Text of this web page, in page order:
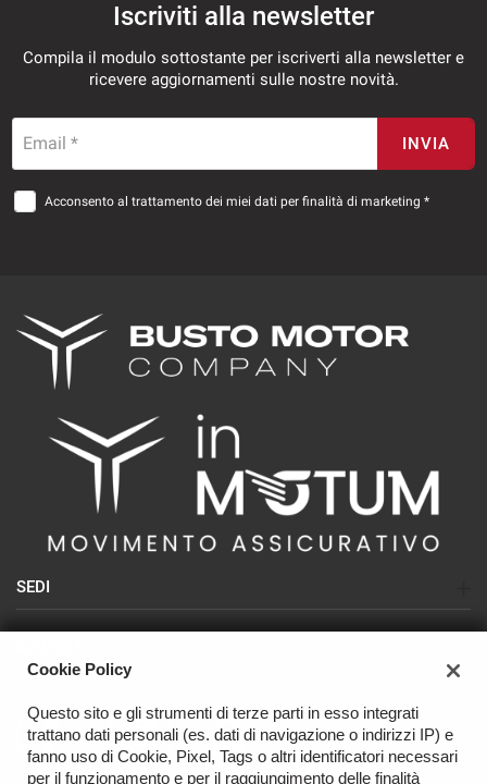
Iscriviti alla newsletter
Compila il modulo sottostante per iscriverti alla newsletter e
ricevere aggiornamenti sulle nostre novità.
Email * INVIA
Acconsento al trattamento dei miei dati per finalità di marketing *
SEDI
Sede di Olgiate Olona (USATO)
Sede di Varese (NISSAN - USATO)
OFFICINA
Contatti
Cookie Policy
Questo sito e gli strumenti di terze parti in esso integrati
trattano dati personali (es. dati di navigazione o indirizzi IP) e
fanno uso di Cookie, Pixel, Tags o altri identificatori necessari
per il funzionamento e per il raggiungimento delle finalità